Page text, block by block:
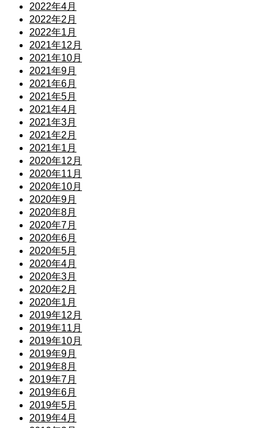
2022年4月
2022年2月
2022年1月
2021年12月
2021年10月
2021年9月
2021年6月
2021年5月
2021年4月
2021年3月
2021年2月
2021年1月
2020年12月
2020年11月
2020年10月
2020年9月
2020年8月
2020年7月
2020年6月
2020年5月
2020年4月
2020年3月
2020年2月
2020年1月
2019年12月
2019年11月
2019年10月
2019年9月
2019年8月
2019年7月
2019年6月
2019年5月
2019年4月